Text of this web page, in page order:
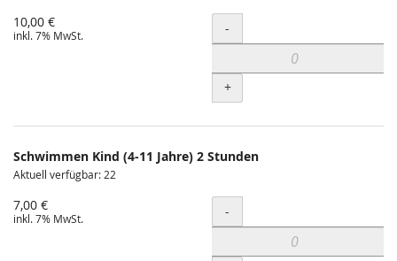
10,00 €
inkl. 7% MwSt. Menge
-
+
Schwimmen Kind (4-11 Jahre) 2 Stunden
Aktuell verfügbar: 22
7,00 €
inkl. 7% MwSt. Menge
-